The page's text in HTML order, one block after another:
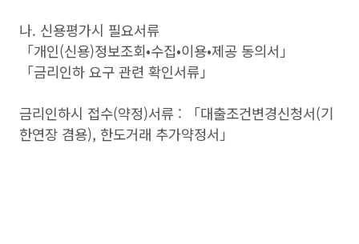
나. 신용평가시 필요서류
「개인(신용)정보조회•수집•이용•제공 동의서」
「금리인하 요구 관련 확인서류」
금리인하시 접수(약정)서류 : 「대출조건변경신청서(기
한연장 겸용), 한도거래 추가약정서」